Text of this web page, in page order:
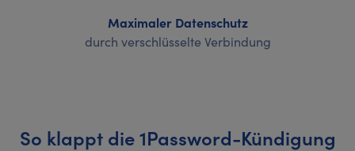
Maximaler Datenschutz
durch verschlüsselte Verbindung
So klappt die 1Password-Kündigung